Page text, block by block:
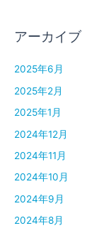
アーカイブ
2025年6月
2025年2月
2025年1月
2024年12月
2024年11月
2024年10月
2024年9月
2024年8月